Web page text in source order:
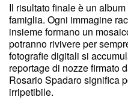
Il risultato finale è un
famiglia. Ogni immagine
insieme formano un
potranno rivivere per
fotografie digitali si
reportage di nozze firmato
Rosario Spadaro significa
irripetibile.